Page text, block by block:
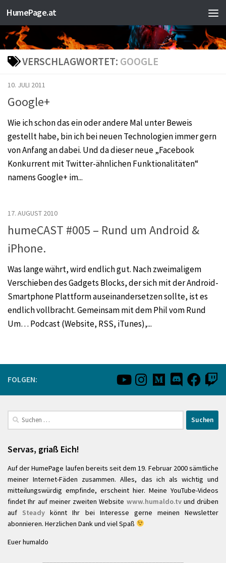
Zum Inhalt springen
HumePage.at
VERSCHLAGWORTET: GOOGLE
10. JULI 2011
Google+
Wie ich schon das ein oder andere Mal unter Beweis
gestellt habe, bin ich bei neuen Technologien immer gern
von Anfang an dabei. Und da dieser neue „Facebook
Konkurrent mit Twitter-ähnlichen Funktionalitäten“
namens Google+ im...
17. AUGUST 2010
humeCAST #005 – Rund um Android &
iPhone.
Was lange währt, wird endlich gut. Nach zweimaligem
Verschieben des Gadgets Blocks, der sich mit der Android-
Smartphone Plattform auseinandersetzen sollte, ist es
endlich vollbracht. Gemeinsam mit dem Phil vom Rund
Um… Podcast (Website, RSS, iTunes),...
FOLGEN:
Suchen
nach:
Servas, griaß Eich!
Auf der HumePage laufen bereits seit dem 19. Februar 2000 sämtliche
meiner Internet-Fäden zusammen. Alles, das ich als wichtig und
mitteilungswürdig empfinde, erscheint hier. Meine YouTube-Videos
findet Ihr auf meiner zweiten Website www.humaldo.tvund drüben
auf Steady könnt Ihr bei Interesse gerne meinen Newsletter
abonnieren. Herzlichen Dank und viel Spaß
Euer humaldo